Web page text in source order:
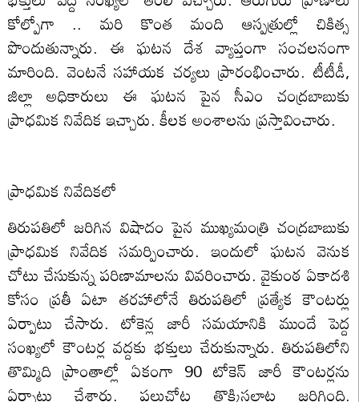
కోల్పోగా .. మరి కొంత మంది ఆస్పత్రుల్లో చికిత్స
పొందుతున్నారు. ఈ ఘటన దేశ వ్యాప్తంగా సంచలనంగా
మారింది. వెంటనే సహాయక చర్యలు ప్రారంభించారు. టీటీడీ,
జిల్లా అధికారులు ఈ ఘటన పైన సీఎం చంద్రబాబుకు
ప్రాధమిక నివేదిక ఇచ్చారు. కీలక అంశాలను ప్రస్తావించారు.
ప్రాధమిక నివేదికలో
తిరుపతిలో జరిగిన విషాదం పైన ముఖ్యమంత్రి చంద్రబాబుకు
ప్రాధమిక నివేదిక సమర్పించారు. ఇందులో ఘటన వెనుక
చోటు చేసుకున్న పరిణామాలను వివరించారు. వైకుంఠ ఏకాదశి
కోసం ప్రతీ ఏటా తరహాలోనే తిరుపతిలో ప్రత్యేక కౌంటర్లు
ఏర్పాటు చేసారు. టోకెన్ల జారీ సమయానికి ముందే పెద్ద
సంఖ్యలో కౌంటర్ల వద్దకు భక్తులు చేరుకున్నారు. తిరుపతిలోని
తొమ్మిది ప్రాంతాల్లో ఏకంగా 90 టోకెన్‌ జారీ కౌంటర్లను
ఏర్పాటు చేశారు. పలుచోట్ల తొక్కిసలాట జరిగింది.